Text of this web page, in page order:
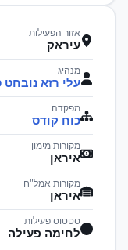
אזור הפעילות
עיראק
מנהיג
עלי רזא
מפקדה
כוח קודס
מקורות מימון
איראן
מקורות אמל"ח
איראן
סטטוס פעילות
לחימה פעילה